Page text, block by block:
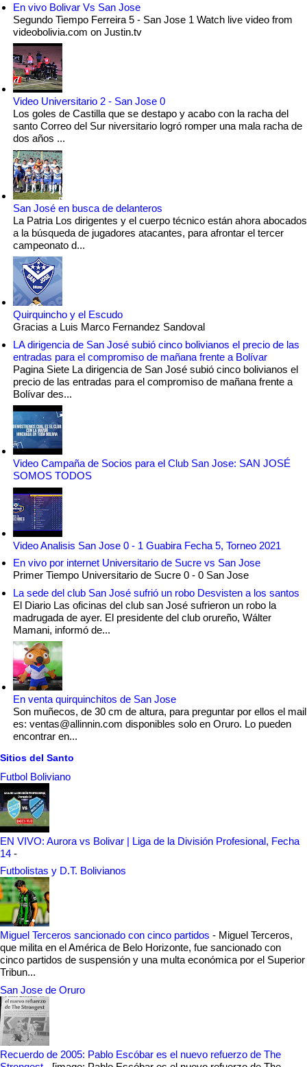
En vivo Bolivar Vs San Jose
Segundo Tiempo Ferreira 5 - San Jose 1 Watch live video from
videobolivia.com on Justin.tv
Video Universitario 2 - San Jose 0
Los goles de Castilla que se destapo y acabo con la racha del
santo Correo del Sur niversitario logró romper una mala racha de
dos años ...
San José en busca de delanteros
La Patria Los dirigentes y el cuerpo técnico están ahora abocados
a la búsqueda de jugadores atacantes, para afrontar el tercer
campeonato d...
Quirquincho y el Escudo
Gracias a Luis Marco Fernandez Sandoval
LA dirigencia de San José subió cinco bolivianos el precio de las
entradas para el compromiso de mañana frente a Bolívar
Pagina Siete La dirigencia de San José subió cinco bolivianos el
precio de las entradas para el compromiso de mañana frente a
Bolívar des...
Video Campaña de Socios para el Club San Jose: SAN JOSÉ
SOMOS TODOS
Video Analisis San Jose 0 - 1 Guabira Fecha 5, Torneo 2021
En vivo por internet Universitario de Sucre vs San Jose
Primer Tiempo Universitario de Sucre 0 - 0 San Jose
La sede del club San José sufrió un robo Desvisten a los santos
El Diario Las oficinas del club san José sufrieron un robo la
madrugada de ayer. El presidente del club orureño, Wálter
Mamani, informó de...
En venta quirquinchitos de San Jose
Son muñecos, de 30 cm de altura, para preguntar por ellos el mail
es: ventas@allinnin.com disponibles solo en Oruro. Lo pueden
encontrar en...
Sitios del Santo
Futbol Boliviano
EN VIVO: Aurora vs Bolivar | Liga de la División Profesional, Fecha
14 -
Futbolistas y D.T. Bolivianos
Miguel Terceros sancionado con cinco partidos - Miguel Terceros,
que milita en el América de Belo Horizonte, fue sancionado con
cinco partidos de suspensión y una multa económica por el Superior
Tribun...
San Jose de Oruro
Recuerdo de 2005: Pablo Escóbar es el nuevo refuerzo de The